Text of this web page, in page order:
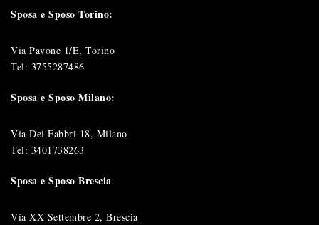
Sposa e Sposo Torino:
Via Pavone 1/E, Torino
Tel: 3755287486
Sposa e Sposo Milano:
Via Dei Fabbri 18, Milano
Tel: 3401738263
Sposa e Sposo Brescia
Via XX Settembre 2, Brescia